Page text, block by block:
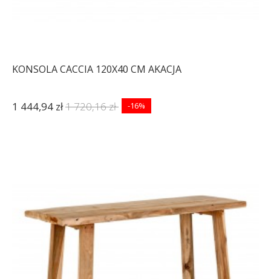
KONSOLA CACCIA 120X40 CM AKACJA
1 444,94 zł1 720,16 zł -16%